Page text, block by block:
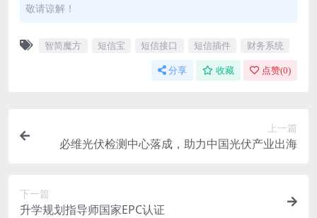
敬请谅解！
智简魔方 短信宝 短信接口 短信插件 财务系统
分享 收藏 点赞(0)
上一篇
必维光伏检测中心落成，助力中国光伏产业出海
下一篇
升学规划指导师国家EPC认证